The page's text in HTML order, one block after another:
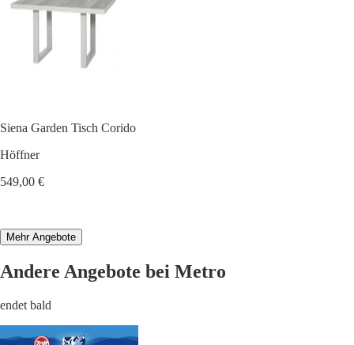
Siena Garden Tisch Corido
Höffner
549,00 €
Mehr Angebote
Andere Angebote bei Metro
endet bald